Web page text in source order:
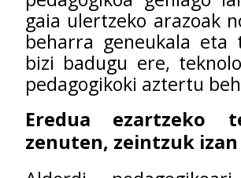
gaia ulertzeko arazoak
beharra geneukala
bizi badugu ere,
pedagogikoki aztertu
Eredua ezartzeko
zenuten, zeintzuk